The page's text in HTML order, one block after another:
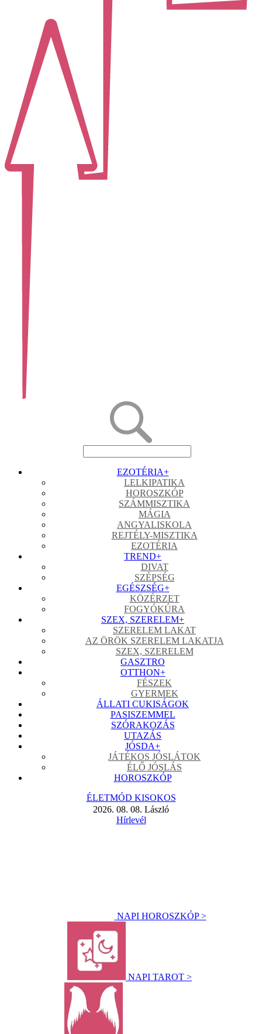
EZOTÉRIA+
LELKIPATIKA
HOROSZKÓP
SZÁMMISZTIKA
MÁGIA
ANGYALISKOLA
REJTÉLY-MISZTIKA
EZOTÉRIA
TREND+
DIVAT
SZÉPSÉG
EGÉSZSÉG+
KÖZÉRZET
FOGYÓKÚRA
SZEX, SZERELEM+
SZERELEM LAKAT
AZ ÖRÖK SZERELEM LAKATJA
SZEX, SZERELEM
GASZTRO
OTTHON+
FÉSZEK
GYERMEK
ÁLLATI CUKISÁGOK
PASISZEMMEL
SZÓRAKOZÁS
UTAZÁS
JÓSDA+
JÁTÉKOS JÓSLÁTOK
ÉLŐ JÓSLÁS
HOROSZKÓP
ÉLETMÓD KISOKOS
2026. 08. 08. László
Hírlevél
NAPI HOROSZKÓP >
NAPI TAROT >